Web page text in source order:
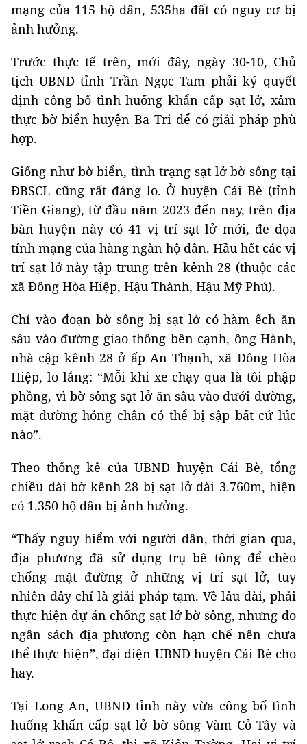
mạng của 115 hộ dân, 535ha đất có nguy cơ bị
ảnh hưởng.
Trước thực tế trên, mới đây, ngày 30-10, Chủ
tịch UBND tỉnh Trần Ngọc Tam phải ký quyết
định công bố tình huống khẩn cấp sạt lở, xâm
thực bờ biển huyện Ba Tri để có giải pháp phù
hợp.
Giống như bờ biển, tình trạng sạt lở bờ sông tại
ĐBSCL cũng rất đáng lo. Ở huyện Cái Bè (tỉnh
Tiền Giang), từ đầu năm 2023 đến nay, trên địa
bàn huyện này có 41 vị trí sạt lở mới, đe dọa
tính mạng của hàng ngàn hộ dân. Hầu hết các vị
trí sạt lở này tập trung trên kênh 28 (thuộc các
xã Đông Hòa Hiệp, Hậu Thành, Hậu Mỹ Phú).
Chỉ vào đoạn bờ sông bị sạt lở có hàm ếch ăn
sâu vào đường giao thông bên cạnh, ông Hành,
nhà cập kênh 28 ở ấp An Thạnh, xã Đông Hòa
Hiệp, lo lắng: “Mỗi khi xe chạy qua là tôi phập
phồng, vì bờ sông sạt lở ăn sâu vào dưới đường,
mặt đường hỏng chân có thể bị sập bất cứ lúc
nào”.
Theo thống kê của UBND huyện Cái Bè, tổng
chiều dài bờ kênh 28 bị sạt lở dài 3.760m, hiện
có 1.350 hộ dân bị ảnh hưởng.
“Thấy nguy hiểm với người dân, thời gian qua,
địa phương đã sử dụng trụ bê tông để chèo
chống mặt đường ở những vị trí sạt lở, tuy
nhiên đây chỉ là giải pháp tạm. Về lâu dài, phải
thực hiện dự án chống sạt lở bờ sông, nhưng do
ngân sách địa phương còn hạn chế nên chưa
thể thực hiện”, đại diện UBND huyện Cái Bè cho
hay.
Tại Long An, UBND tỉnh này vừa công bố tình
huống khẩn cấp sạt lở bờ sông Vàm Cỏ Tây và